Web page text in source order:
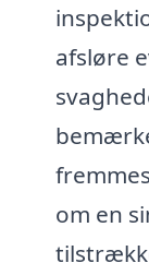
afsløre
om en